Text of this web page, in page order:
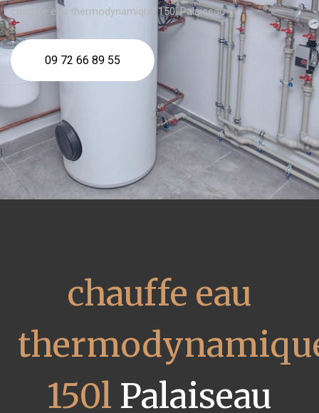
chauffe eau thermodynamique 150l Palaiseau
09 72 66 89 55
chauffe eau
150l Palaiseau